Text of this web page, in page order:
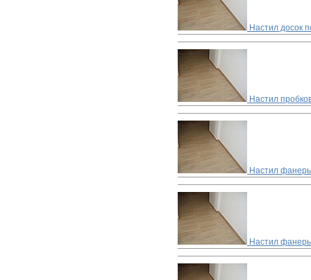
Настил досок
Настил
Настил
Настил